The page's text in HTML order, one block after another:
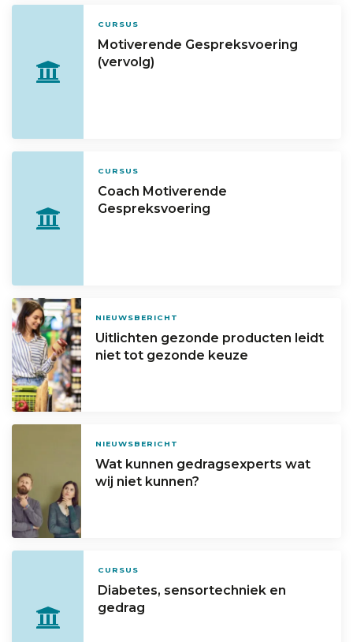
CURSUS
Motiverende Gespreksvoering
(vervolg)
CURSUS
Coach Motiverende
Gespreksvoering
NIEUWSBERICHT
Uitlichten gezonde producten leidt
niet tot gezonde keuze
NIEUWSBERICHT
Wat kunnen gedragsexperts wat
wij niet kunnen?
CURSUS
Diabetes, sensortechniek en
gedrag